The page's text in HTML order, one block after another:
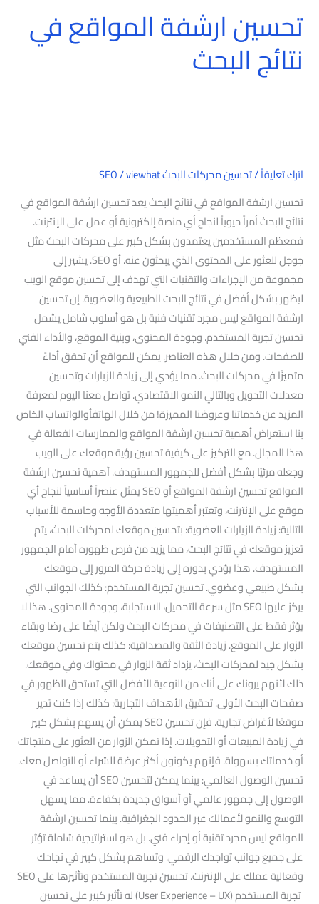
تحسين ارشفة المواقع في
نتائج البحث
اترك تعليقاً/تحسين محركات البحث SEO /viewhat
تحسين ارشفة المواقع في نتائج البحث يعد تحسين ارشفة المواقع في
نتائج البحث أمراً حيوياً لنجاح أي منصة إلكترونية أو عمل على الإنترنت.
فمعظم المستخدمين يعتمدون بشكل كبير على محركات البحث مثل
جوجل للعثور على المحتوى الذي يبحثون عنه. أو SEO. يشير إلى
مجموعة من الإجراءات والتقنيات التي تهدف إلى تحسين موقع الويب
ليظهر بشكل أفضل في نتائج البحث الطبيعية والعضوية. إن تحسين
ارشفة المواقع ليس مجرد تقنيات فنية بل هو أسلوب شامل يشمل
تحسين تجربة المستخدم. وجودة المحتوى، وبنية الموقع، والأداء الفني
للصفحات. ومن خلال هذه العناصر. يمكن للمواقع أن تحقق أداءً
متميزًا في محركات البحث. مما يؤدي إلى زيادة الزيارات وتحسين
معدلات التحويل وبالتالي النمو الاقتصادي. تواصل معنا اليوم لمعرفة
المزيد عن خدماتنا وعروضنا المميزة! من خلال الهاتفأوالواتساب الخاص
بنا استعراض أهمية تحسين ارشفة المواقع والممارسات الفعالة في
هذا المجال. مع التركيز على كيفية تحسين رؤية موقعك على الويب
وجعله مرئيًا بشكل أفضل للجمهور المستهدف. أهمية تحسين ارشفة
المواقع تحسين ارشفة المواقع أو SEO يمثل عنصراً أساسياً لنجاح أي
موقع على الإنترنت، وتعتبر أهميتها متعددة الأوجه وحاسمة للأسباب
التالية: زيادة الزيارات العضوية: بتحسين موقعك لمحركات البحث، يتم
تعزيز موقعك في نتائج البحث، مما يزيد من فرص ظهوره أمام الجمهور
المستهدف. هذا يؤدي بدوره إلى زيادة حركة المرور إلى موقعك
بشكل طبيعي وعضوي. تحسين تجربة المستخدم: كذلك الجوانب التي
يركز عليها SEO مثل سرعة التحميل، الاستجابة، وجودة المحتوى. هذا لا
يؤثر فقط على التصنيفات في محركات البحث ولكن أيضًا على رضا وبقاء
الزوار على الموقع. زيادة الثقة والمصداقية: كذلك يتم تحسين موقعك
بشكل جيد لمحركات البحث، يزداد ثقة الزوار في محتواك وفي موقعك.
ذلك لأنهم يرونك على أنك من النوعية الأفضل التي تستحق الظهور في
صفحات البحث الأولى. تحقيق الأهداف التجارية: كذلك إذا كنت تدير
موقعًا لأغراض تجارية. فإن تحسين SEO يمكن أن يسهم بشكل كبير
في زيادة المبيعات أو التحويلات. إذا تمكن الزوار من العثور على منتجاتك
أو خدماتك بسهولة. فإنهم يكونون أكثر عرضة للشراء أو التواصل معك.
تحسين الوصول العالمي: بينما يمكن لتحسين SEO أن يساعد في
الوصول إلى جمهور عالمي أو أسواق جديدة بكفاءة. مما يسهل
التوسع والنمو لأعمالك عبر الحدود الجغرافية. بينما تحسين ارشفة
المواقع ليس مجرد تقنية أو إجراء فني. بل هو استراتيجية شاملة تؤثر
على جميع جوانب تواجدك الرقمي. وتساهم بشكل كبير في نجاحك
وفعالية عملك على الإنترنت. تحسين تجربة المستخدم وتأثيرها على SEO
تجربة المستخدم (User Experience – UX) له تأثير كبير على تحسين
تحسين
ارشفة
المواقع
في